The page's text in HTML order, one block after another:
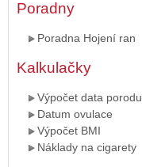
Poradny
Poradna Hojení ran
Kalkulačky
Výpočet data porodu
Datum ovulace
Výpočet BMI
Náklady na cigarety